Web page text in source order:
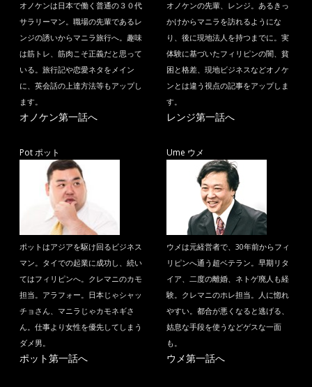
オノケンは日本で働く普通の３０代
サラリーマン。職場の先輩であるレ
ンジの誘いからマニラ旅行へ。趣味
は筋トレ、筋肉こそ正義だと思って
いる。旅行記や恋愛ネタをメイン
に、英会話の上達方法等もアップし
ます。
オノケン第一話へ
オノケンの先輩、レンジ。あるきっ
かけからマニラを訪れるようにな
り、後に現地法人を持つまでに。実
体験に基づいたフィリピンの闇、貧
困と格差、現地ビジネスなどオノケ
ンとは違う視点の記事をアップしま
す。
レンジ第一話へ
Pot ポット
ポットはアジアを駆け回るビジネス
マン。タイでの起業に成功し、続い
てはフィリピンへ。クレマニのカモ
担当。アラフォー。日本じゃシャッ
チョさん、マニラじゃカモネギさ
ん。仕事より女性を優先してしまう
ダメ男。
ポット第一話へ
Ume ウメ
ウメは元経営者で、30年前からフィ
リピンへ通う超ベテラン。早期リタ
イア、二度の離婚、ネトゲ廃人も経
験。クレマニのホレ担当。人に惚れ
やすい。都合が悪くなると逃げる、
姑息な手段を使うなどゲスな一面
も。
ウメ第一話へ